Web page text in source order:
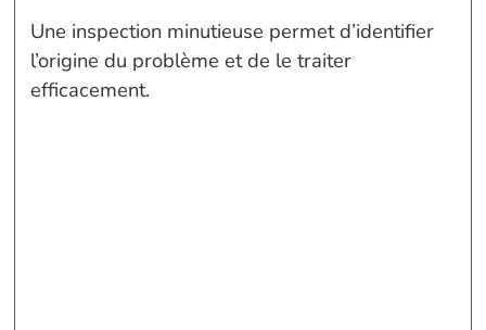
Une inspection minutieuse permet d’identifier
l’origine du problème et de le traiter
efficacement.